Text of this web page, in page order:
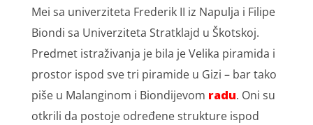
Mei sa univerziteta Frederik II iz Napulja i Filipe
Biondi sa Univerziteta Stratklajd u Škotskoj.
Predmet istraživanja je bila je Velika piramida i
prostor ispod sve tri piramide u Gizi – bar tako
piše u Malanginom i Biondijevom radu. Oni su
otkrili da postoje određene strukture ispod